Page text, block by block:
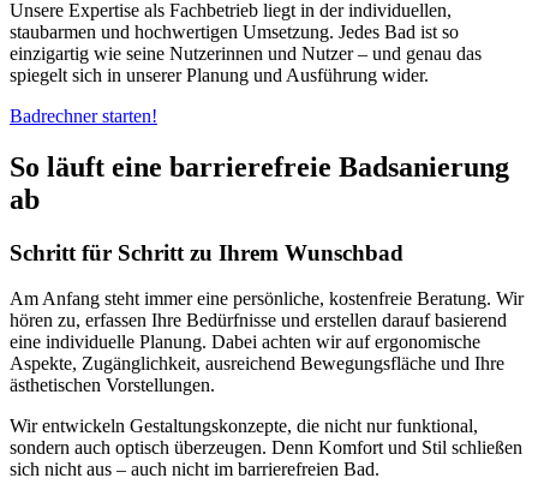
Unsere Expertise als Fachbetrieb liegt in der individuellen,
staubarmen und hochwertigen Umsetzung. Jedes Bad ist so
einzigartig wie seine Nutzerinnen und Nutzer – und genau das
spiegelt sich in unserer Planung und Ausführung wider.
Badrechner starten!
So läuft eine barrierefreie Badsanierung
ab
Schritt für Schritt zu Ihrem Wunschbad
Am Anfang steht immer eine persönliche, kostenfreie Beratung. Wir
hören zu, erfassen Ihre Bedürfnisse und erstellen darauf basierend
eine individuelle Planung. Dabei achten wir auf ergonomische
Aspekte, Zugänglichkeit, ausreichend Bewegungsfläche und Ihre
ästhetischen Vorstellungen.
Wir entwickeln Gestaltungskonzepte, die nicht nur funktional,
sondern auch optisch überzeugen. Denn Komfort und Stil schließen
sich nicht aus – auch nicht im barrierefreien Bad.